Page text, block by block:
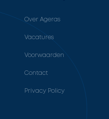
Over Ageras
Vacatures
Voorwaarden
Contact
Privacy Policy